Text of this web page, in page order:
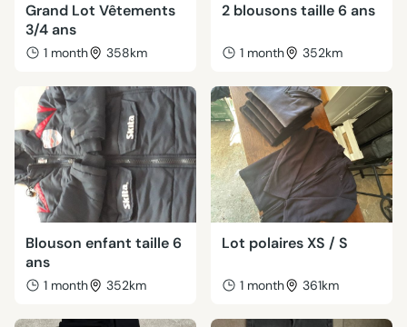
Grand Lot Vêtements
3/4 ans
1 month 358km
2 blousons taille 6 ans
1 month 352km
Blouson enfant taille 6
ans
1 month 352km
Lot polaires XS / S
1 month 361km